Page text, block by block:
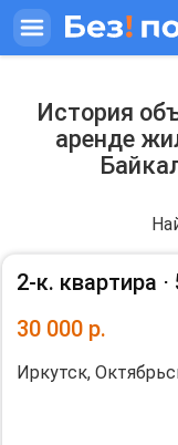
История
аренде
2-к. квартира ⋅
30 000 р.
Иркутск,